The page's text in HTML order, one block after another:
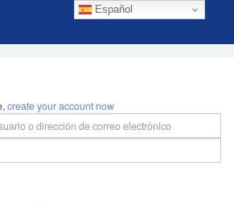
Español
create your account now